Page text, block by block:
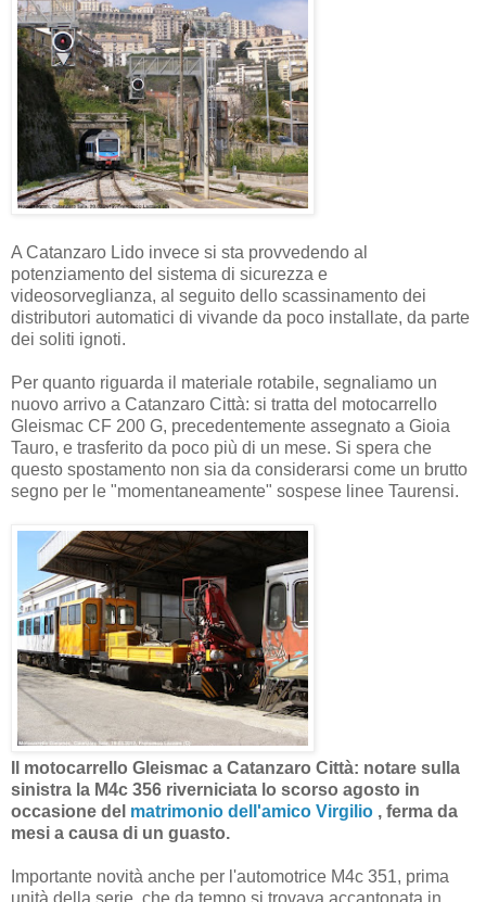
A Catanzaro Lido invece si sta provvedendo al
potenziamento del sistema di sicurezza e
videosorveglianza, al seguito dello scassinamento dei
distributori automatici di vivande da poco installate, da parte
dei soliti ignoti.
Per quanto riguarda il materiale rotabile, segnaliamo un
nuovo arrivo a Catanzaro Città: si tratta del motocarrello
Gleismac CF 200 G, precedentemente assegnato a Gioia
Tauro, e trasferito da poco più di un mese. Si spera che
questo spostamento non sia da considerarsi come un brutto
segno per le "momentaneamente" sospese linee Taurensi.
Il motocarrello Gleismac a Catanzaro Città: notare sulla
sinistra la M4c 356 riverniciata lo scorso agosto in
occasione del matrimonio dell'amico Virgilio , ferma da
mesi a causa di un guasto.
Importante novità anche per l'automotrice M4c 351, prima
unità della serie, che da tempo si trovava accantonata in